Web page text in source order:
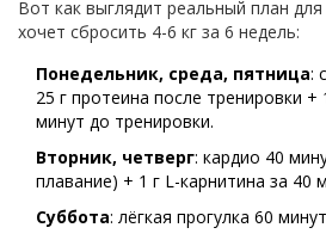
Вот как выглядит реальный план
хочет сбросить 4-6 кг за 6 недель:
Понедельник, среда, пятница:
25 г протеина после тренировки
минут до тренировки.
Вторник, четверг: кардио 40
плавание) + 1 г L-карнитина за 40
Суббота: лёгкая прогулка 60